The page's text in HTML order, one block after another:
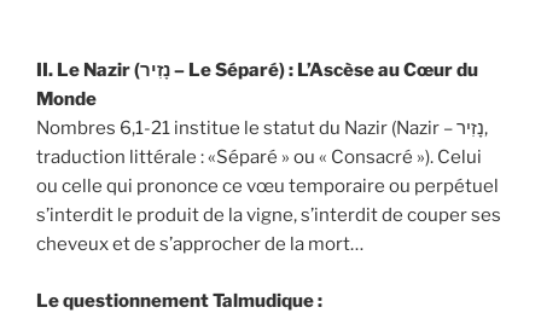
II. Le Nazir (נָזִיר – Le Séparé) : L’Ascèse au Cœur du
Monde
Nombres 6,1-21 institue le statut du Nazir (Nazir – נָזִיר,
traduction littérale : «Séparé » ou « Consacré »). Celui
ou celle qui prononce ce vœu temporaire ou perpétuel
s’interdit le produit de la vigne, s’interdit de couper ses
cheveux et de s’approcher de la mort…
Le questionnement Talmudique :